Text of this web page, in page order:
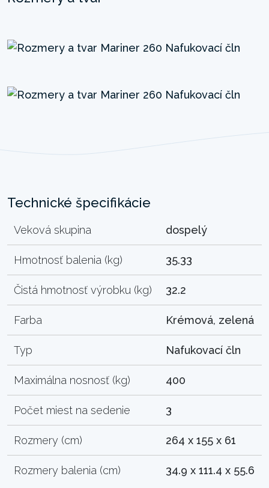
Technické špecifikácie
Veková skupina dospelý
Hmotnosť balenia (kg) 35.33
Čistá hmotnosť výrobku (kg) 32.2
Farba Krémová, zelená
Typ Nafukovací čln
Maximálna nosnosť (kg) 400
Počet miest na sedenie 3
Rozmery (cm) 264 x 155 x 61
Rozmery balenia (cm) 34.9 x 111.4 x 55.6